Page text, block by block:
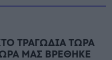
ΤΡΑΓΩΔΙΑ ΤΩΡΑ
ΜΑΣ ΒΡΕΘΗΚΕ